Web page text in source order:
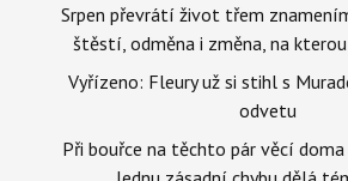
Srpen převrátí život třem
štěstí, odměna i změna, na
Vyřízeno: Fleury už si stihl s
odvetu
Při bouřce na těchto pár věcí